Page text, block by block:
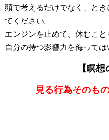
頭で考えるだけでなく、と
てください。
エンジンを止めて、休むこと
自分の持つ影響力を侮っては
【瞑想
見る行為そのも